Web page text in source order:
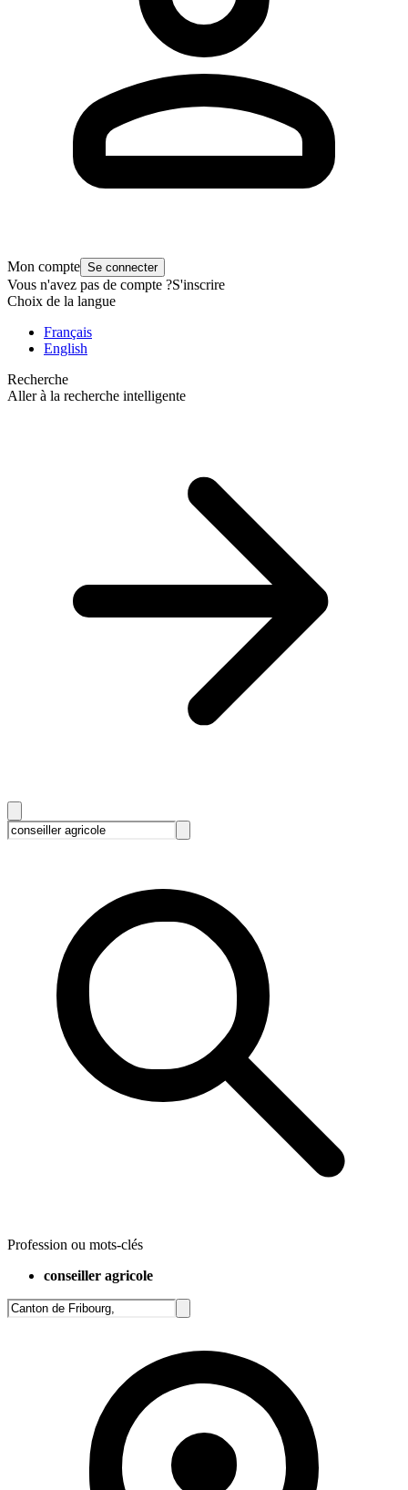
Mon compte Se connecter
Vous n'avez pas de compte ?S'inscrire
Choix de la langue
Français
English
Recherche
Aller à la recherche intelligente
Profession ou mots-clés
conseiller agricole